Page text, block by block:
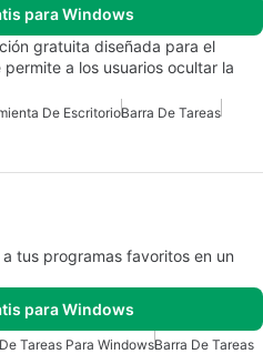
para Windows
gratuita diseñada para el
a los usuarios ocultar la
De EscritorioBarra De Tareas
tus programas favoritos en un
para Windows
Tareas Para WindowsBarra De Tareas